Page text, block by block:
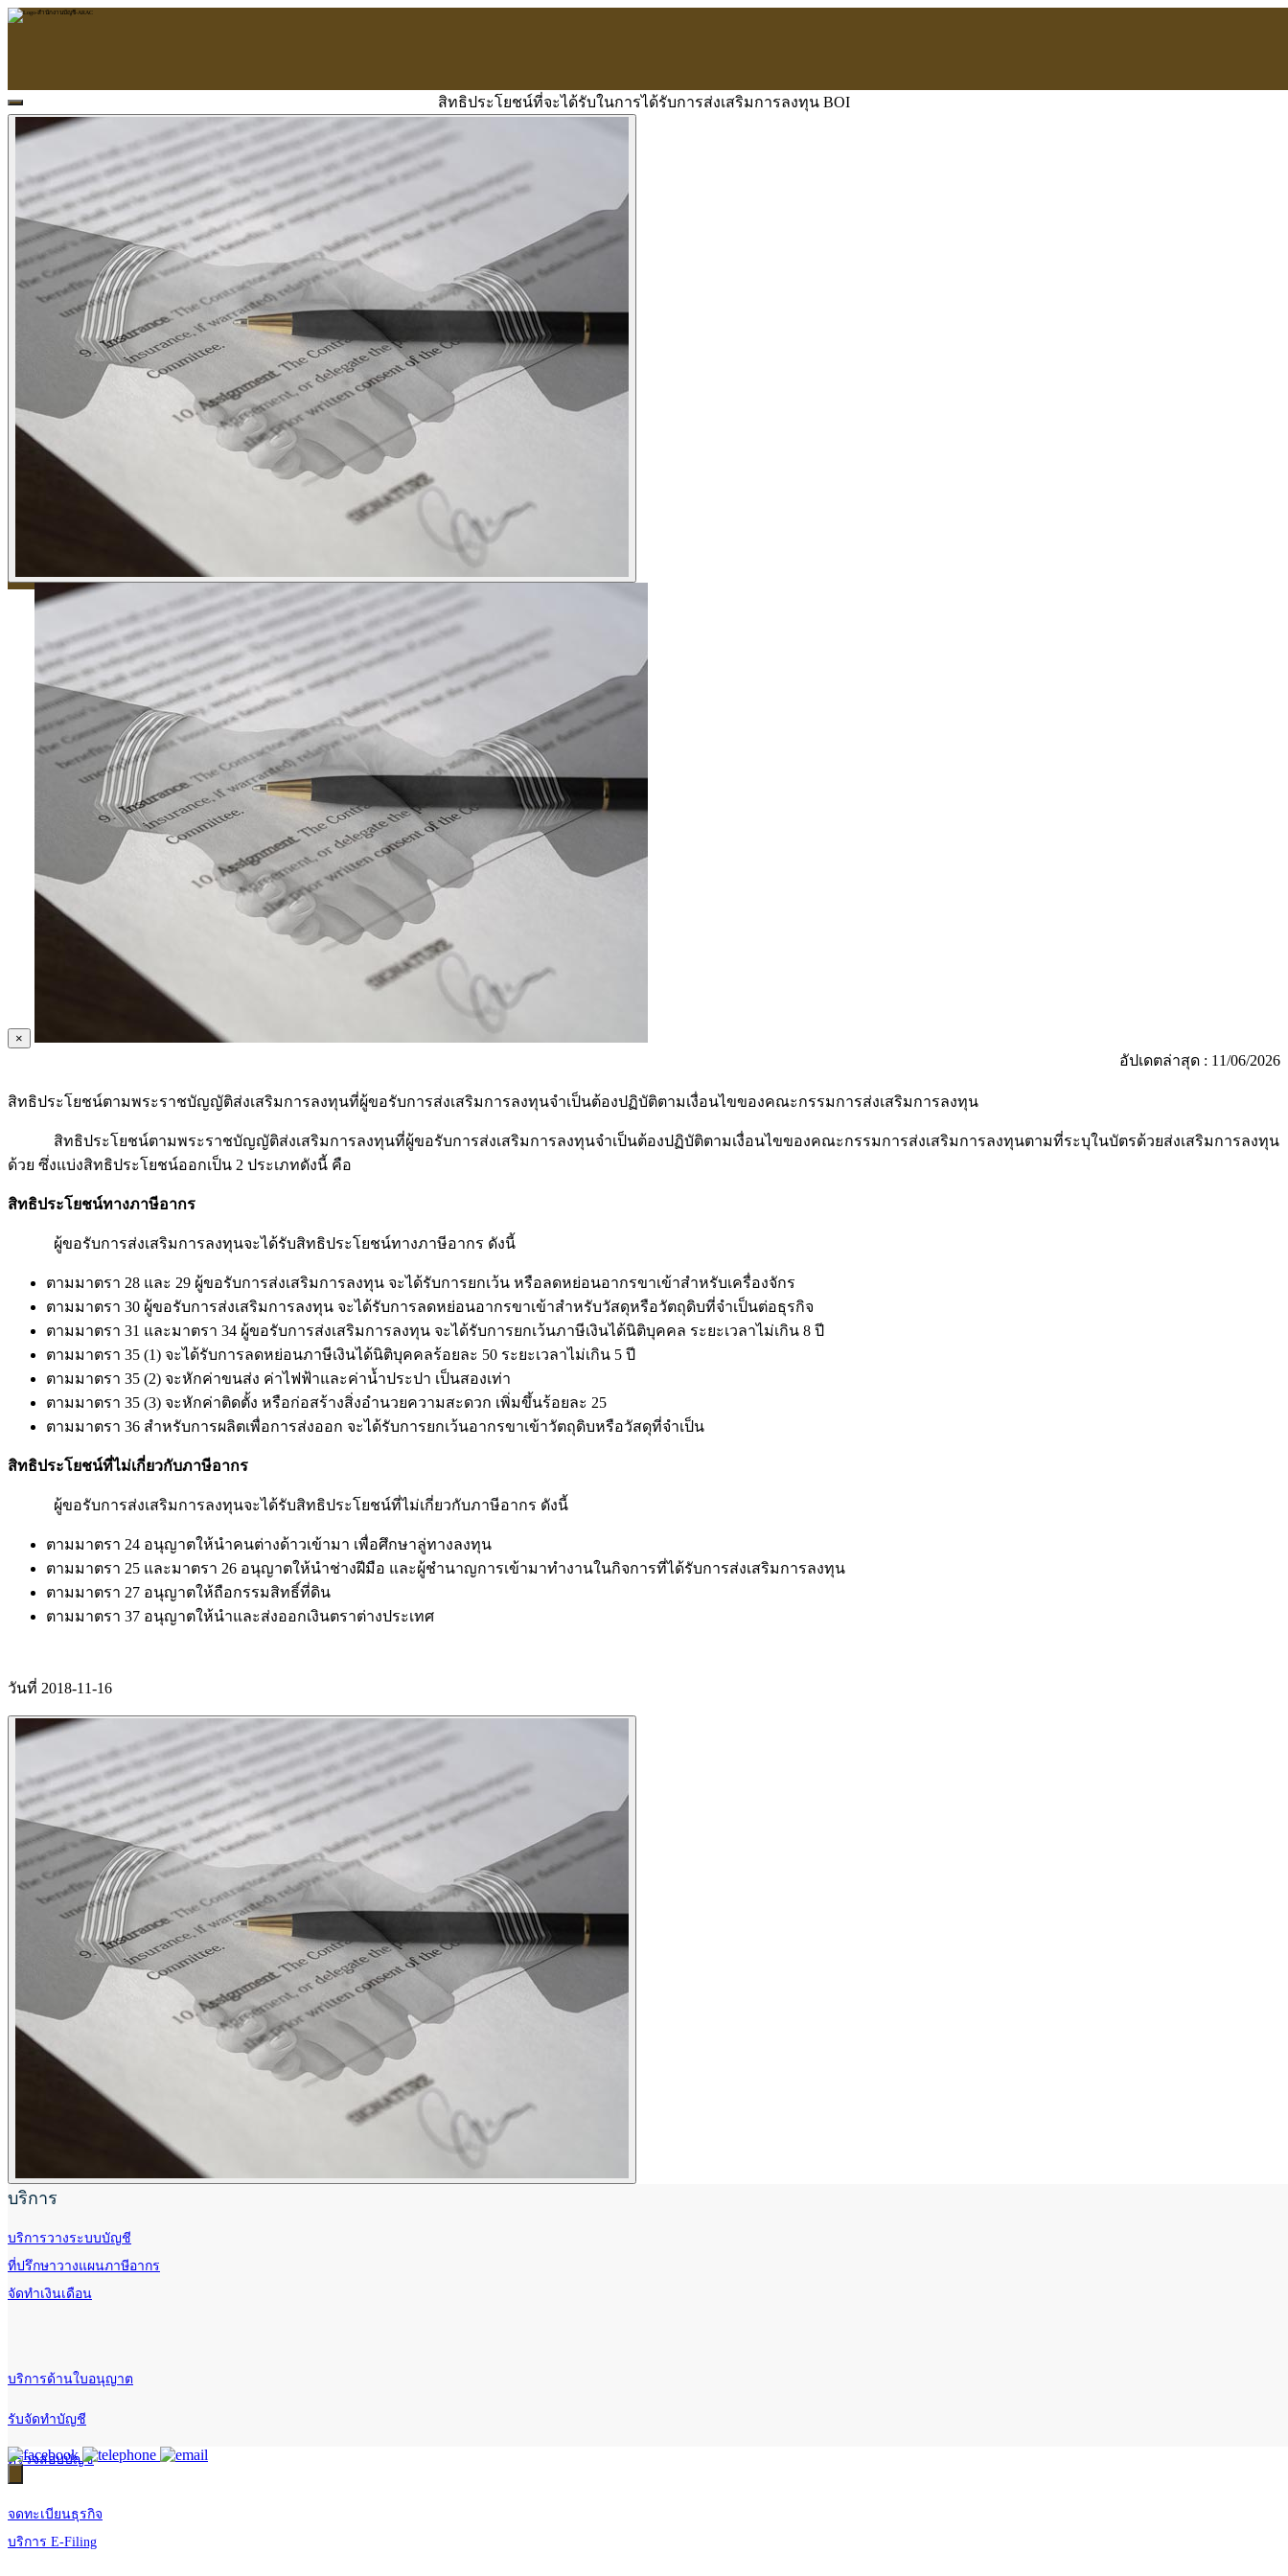
หน้าแรก
ARAC
ข้อมูลบริษัท
บริการ
บริการด้านใบอนุญาต
รับจัดทำบัญชี
ตรวจสอบบัญชี
บริการวางระบบบัญชี
ที่ปรึกษาวางแผนภาษีอากร
จัดทำเงินเดือน
จดทะเบียนธุรกิจ
บริการ E-Filing
ข่าวบัญชี
ข่าวธุรกิจ
ข่าวสัมมนา
ติดต่อเรา
สิทธิประโยชน์ที่จะได้รับในการได้รับการส่งเสริมการลงทุน BOI
×
อัปเดตล่าสุด : 11/06/2026
สิทธิประโยชน์ตามพระราชบัญญัติส่งเสริมการลงทุนที่ผู้ขอรับการส่งเสริมการลงทุนจำเป็นต้องปฏิบัติตามเงื่อนไขของคณะกรรมการส่งเสริมการลงทุน
สิทธิประโยชน์ตามพระราชบัญญัติส่งเสริมการลงทุนที่ผู้ขอรับการส่งเสริมการลงทุนจำเป็นต้องปฏิบัติตามเงื่อนไขของคณะกรรมการส่งเสริมการลงทุนตามที่ระบุในบัตรด้วยส่งเสริมการลงทุน
ด้วย ซึ่งแบ่งสิทธิประโยชน์ออกเป็น 2 ประเภทดังนี้ คือ
สิทธิประโยชน์ทางภาษีอากร
ผู้ขอรับการส่งเสริมการลงทุนจะได้รับสิทธิประโยชน์ทางภาษีอากร ดังนี้
ตามมาตรา 28 และ 29 ผู้ขอรับการส่งเสริมการลงทุน จะได้รับการยกเว้น หรือลดหย่อนอากรขาเข้าสำหรับเครื่องจักร
ตามมาตรา 30 ผู้ขอรับการส่งเสริมการลงทุน จะได้รับการลดหย่อนอากรขาเข้าสำหรับวัสดุหรือวัตถุดิบที่จำเป็นต่อธุรกิจ
ตามมาตรา 31 และมาตรา 34 ผู้ขอรับการส่งเสริมการลงทุน จะได้รับการยกเว้นภาษีเงินได้นิติบุคคล ระยะเวลาไม่เกิน 8 ปี
ตามมาตรา 35 (1) จะได้รับการลดหย่อนภาษีเงินได้นิติบุคคลร้อยละ 50 ระยะเวลาไม่เกิน 5 ปี
ตามมาตรา 35 (2) จะหักค่าขนส่ง ค่าไฟฟ้าและค่าน้ำประปา เป็นสองเท่า
ตามมาตรา 35 (3) จะหักค่าติดตั้ง หรือก่อสร้างสิ่งอำนวยความสะดวก เพิ่มขึ้นร้อยละ 25
ตามมาตรา 36 สำหรับการผลิตเพื่อการส่งออก จะได้รับการยกเว้นอากรขาเข้าวัตถุดิบหรือวัสดุที่จำเป็น
สิทธิประโยชน์ที่ไม่เกี่ยวกับภาษีอากร
ผู้ขอรับการส่งเสริมการลงทุนจะได้รับสิทธิประโยชน์ที่ไม่เกี่ยวกับภาษีอากร ดังนี้
ตามมาตรา 24 อนุญาตให้นำคนต่างด้าวเข้ามา เพื่อศึกษาลู่ทางลงทุน
ตามมาตรา 25 และมาตรา 26 อนุญาตให้นำช่างฝีมือ และผู้ชำนาญการเข้ามาทำงานในกิจการที่ได้รับการส่งเสริมการลงทุน
ตามมาตรา 27 อนุญาตให้ถือกรรมสิทธิ์ที่ดิน
ตามมาตรา 37 อนุญาตให้นำและส่งออกเงินตราต่างประเทศ
วันที่ 2018-11-16
บริการ
บริการวางระบบบัญชี
ที่ปรึกษาวางแผนภาษีอากร
จัดทำเงินเดือน
บริการด้านใบอนุญาต
รับจัดทำบัญชี
ตรวจสอบบัญชี
จดทะเบียนธุรกิจ
บริการ E-Filing